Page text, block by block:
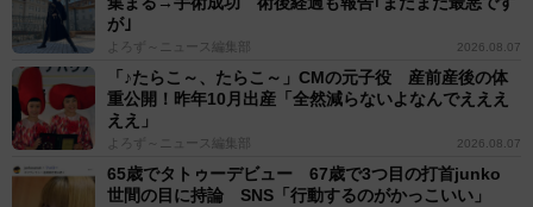
が｣
よろず～ニュース編集部 2026.08.07
「♪たらこ～、たらこ～」CMの元子役 産前産後の体
重公開！昨年10月出産「全然減らないよなんでえええ
ええ」
よろず～ニュース編集部 2026.08.07
65歳でタトゥーデビュー 67歳で3つ目の打首junko
世間の目に持論 SNS「行動するのがかっこいい」